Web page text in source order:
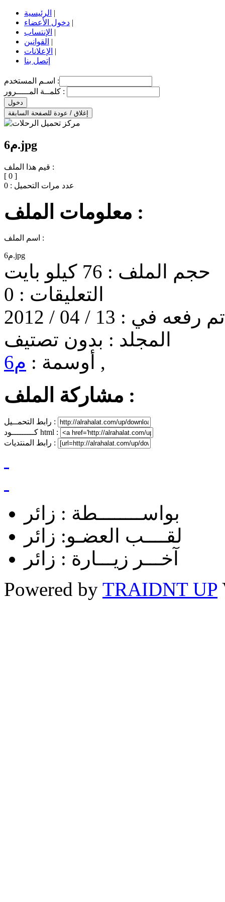
الرئيسية |
دخول الأعضاء |
الإنتساب |
القوانين |
الإعلانات |
إتصل بنا
اسـم المستخدم :
كلمــة المـــــرور :
دخول
إغلاق / عودة للصفحة السابقة
م6.jpg
قيم هذا الملف :
[ 0 ]
عدد مرات التحميل : 0
معلومات الملف :
اسم الملف :
م6.jpg
حجم الملف : 76 كيلو بايت
التعليقات : 0
تم رفعه في : 13 / 04 / 2012
المجلد : بدون تصتيف
أوسمة : م6 ,
مشاركة الملف :
رابط التحمــيل :
كـــــــــود html :
رابط المنتديات :
بواســــــــطة : زائر
لقــــب العضـو: زائر
آخـــر زيـــارة : زائر
Powered by TRAIDNT UP